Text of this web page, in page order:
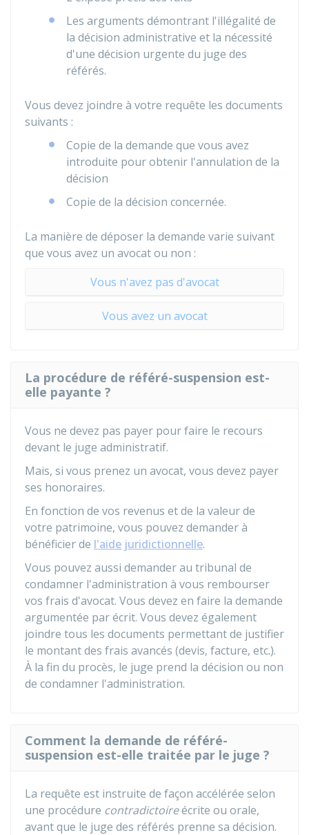
Les arguments démontrant l'illégalité de
la décision administrative et la nécessité
d'une décision urgente du juge des
référés.
Vous devez joindre à votre requête les documents
suivants :
Copie de la demande que vous avez
introduite pour obtenir l'annulation de la
décision
Copie de la décision concernée.
La manière de déposer la demande varie suivant
que vous avez un avocat ou non :
Vous n'avez pas d'avocat
Vous avez un avocat
La procédure de référé-suspension est-
elle payante ?
Vous ne devez pas payer pour faire le recours
devant le juge administratif.
Mais, si vous prenez un avocat, vous devez payer
ses honoraires.
En fonction de vos revenus et de la valeur de
votre patrimoine, vous pouvez demander à
bénéficier de l'aide juridictionnelle.
Vous pouvez aussi demander au tribunal de
condamner l'administration à vous rembourser
vos frais d'avocat. Vous devez en faire la demande
argumentée par écrit. Vous devez également
joindre tous les documents permettant de justifier
le montant des frais avancés (devis, facture, etc.).
À la fin du procès, le juge prend la décision ou non
de condamner l'administration.
Comment la demande de référé-
suspension est-elle traitée par le juge ?
La requête est instruite de façon accélérée selon
une procédure contradictoireécrite ou orale,
avant que le juge des référés prenne sa décision.